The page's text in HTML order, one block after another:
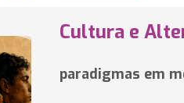
Cultura e
paradigmas em